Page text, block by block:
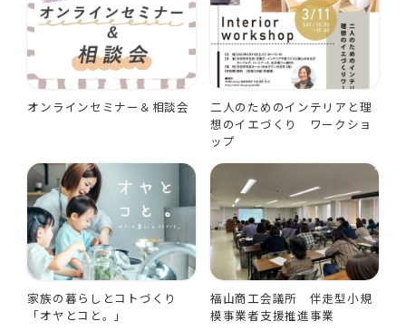
オンラインセミナー＆相談会
二人のためのインテリアと理
想のイエづくり ワークショ
ップ
家族の暮らしとコトづくり
「オヤとコと。」
福山商工会議所 伴走型小規
模事業者支援推進事業